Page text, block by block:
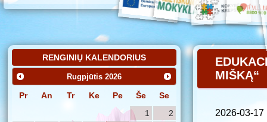
RENGINIŲ KALENDORIUS
Rugpjūtis 2026
Pr An Tr Ke Pe Še
Se
1
2
MIŠKĄ“
2026-03-17